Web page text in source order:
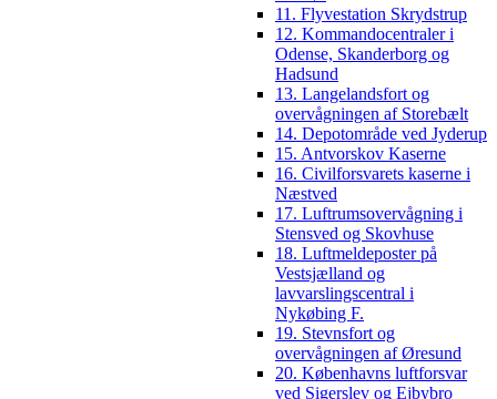
11. Flyvestation Skrydstrup
12. Kommandocentraler i
Odense, Skanderborg og
Hadsund
13. Langelandsfort og
overvågningen af Storebælt
14. Depotområde ved Jyderup
15. Antvorskov Kaserne
16. Civilforsvarets kaserne i
Næstved
17. Luftrumsovervågning i
Stensved og Skovhuse
18. Luftmeldeposter på
Vestsjælland og
lavvarslingscentral i
Nykøbing F.
19. Stevnsfort og
overvågningen af Øresund
20. Københavns luftforsvar
ved Sigerslev og Ejbybro